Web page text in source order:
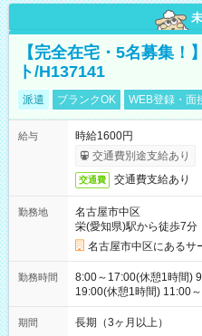
【完全在宅・5名募集！
ト/H137141
派遣 ブランクOK WEB登録・面
給与
時給1600円
交通費別途支給あり
交通費 交通費支給あり
勤務地
名古屋市中区
栄(愛知県)駅から徒歩7分
名古屋市中区にあるサ
勤務時間
8:00～17:00(休憩1時間)
19:00(休憩1時間) 11:00～20:00(休
期休暇シフト】長期休暇
OK）年末年始：毎年11
期間 長期（3ヶ月以上）